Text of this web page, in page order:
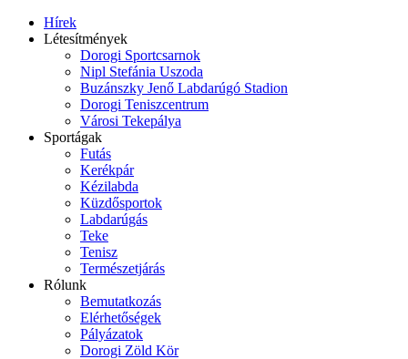
Hírek
Létesítmények
Dorogi Sportcsarnok
Nipl Stefánia Uszoda
Buzánszky Jenő Labdarúgó Stadion
Dorogi Teniszcentrum
Városi Tekepálya
Sportágak
Futás
Kerékpár
Kézilabda
Küzdősportok
Labdarúgás
Teke
Tenisz
Természetjárás
Rólunk
Bemutatkozás
Elérhetőségek
Pályázatok
Dorogi Zöld Kör